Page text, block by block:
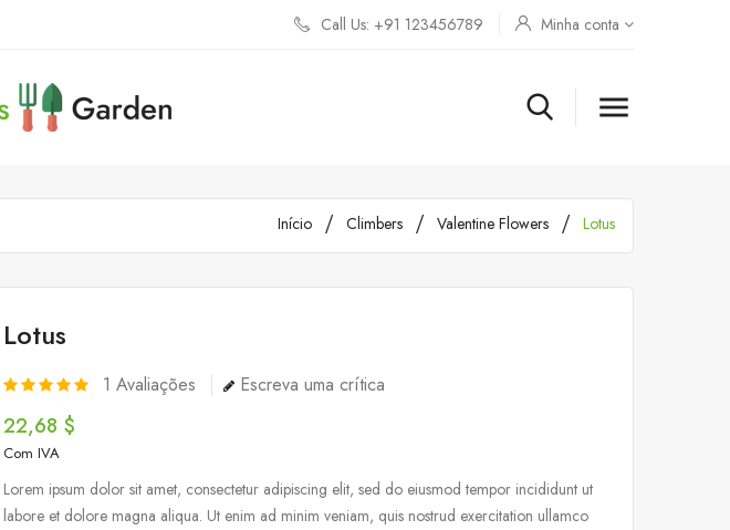
Call Us: +91 123456789 Minha conta

Início Climbers Valentine Flowers Lotus
Lotus
1 Avaliações Escreva uma crítica
22,68 $
Com IVA
Lorem ipsum dolor sit amet, consectetur adipiscing elit, sed do eiusmod tempor incididunt ut
labore et dolore magna aliqua. Ut enim ad minim veniam, quis nostrud exercitation ullamco